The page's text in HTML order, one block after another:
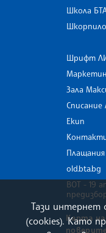
Школа
Шрифт
Зала
Списание
Екип
old.bta.bg
ВОТ - 19
Карта
Тази интернет
(cookies). Като